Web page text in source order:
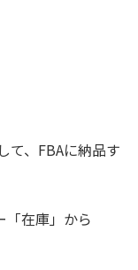
て、FBAに納品す
「在庫」から